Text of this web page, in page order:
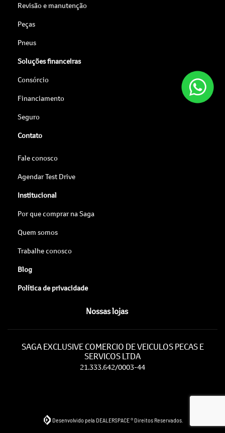
Revisão e manutenção
Peças
Pneus
Soluções financeiras
Consórcio
Financiamento
Seguro
Contato
Fale conosco
Agendar Test Drive
Institucional
Por que comprar na Saga
Quem somos
Trabalhe conosco
Blog
Política de privacidade
Nossas lojas
SAGA EXCLUSIVE COMERCIO DE VEICULOS PECAS E
SERVICOS LTDA
21.333.642/0003-44
Desenvolvido pela DEALERSPACE ® Direitos Reservados.